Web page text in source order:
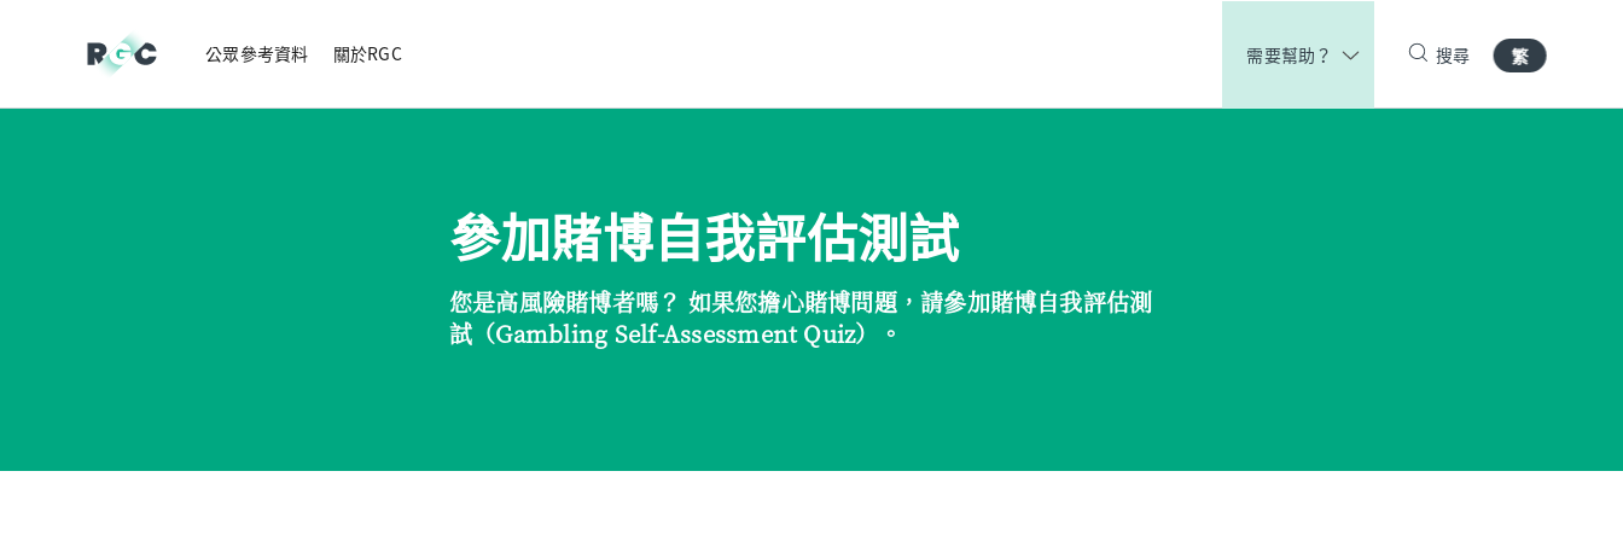
公眾參考資料 關於RGC 需要幫助？ 搜尋 繁
參加賭博自我評估測試
您是高風險賭博者嗎？ 如果您擔心賭博問題，請參加賭博自我評估測
試（Gambling Self-Assessment Quiz）。